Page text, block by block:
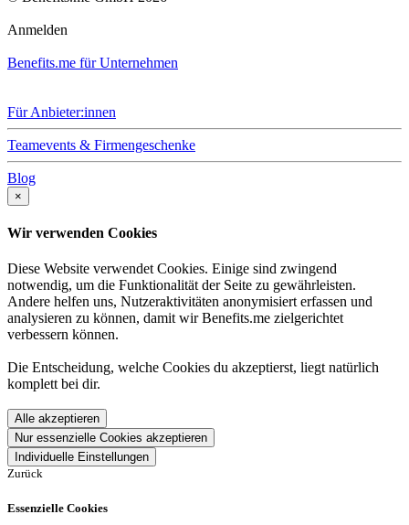
Anmelden
Benefits.me für Unternehmen
Für Anbieter:innen
Teamevents & Firmengeschenke
Blog
×
Wir verwenden Cookies
Diese Website verwendet Cookies. Einige sind zwingend
notwendig, um die Funktionalität der Seite zu gewährleisten.
Andere helfen uns, Nutzeraktivitäten anonymisiert erfassen und
analysieren zu können, damit wir Benefits.me zielgerichtet
verbessern können.
Die Entscheidung, welche Cookies du akzeptierst, liegt natürlich
komplett bei dir.
Alle akzeptieren
Nur essenzielle Cookies akzeptieren
Individuelle Einstellungen
Zurück
Essenzielle Cookies